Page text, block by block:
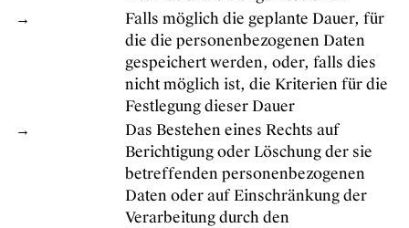
→
Falls möglich die geplante Dauer, für
die die personenbezogenen Daten
gespeichert werden, oder, falls dies
nicht möglich ist, die Kriterien für die
Festlegung dieser Dauer
→
Das Bestehen eines Rechts auf
Berichtigung oder Löschung der sie
betreffenden personenbezogenen
Daten oder auf Einschränkung der
Verarbeitung durch den